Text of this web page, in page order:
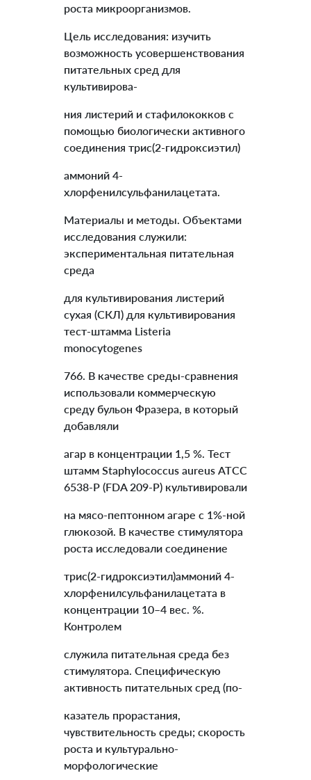
роста микроорганизмов.
Цель исследования: изучить
возможность усовершенствования
питательных сред для
культивирова-
ния листерий и стафилококков с
помощью биологически активного
соединения трис(2-гидроксиэтил)
аммоний 4-
хлорфенилсульфанилацетата.
Материалы и методы. Объектами
исследования служили:
экспериментальная питательная
среда
для культивирования листерий
сухая (СКЛ) для культивирования
тест-штамма Listeria
monocytogenes
766. В качестве среды-сравнения
использовали коммерческую
среду бульон Фразера, в который
добавляли
агар в концентрации 1,5 %. Тест
штамм Staphylococcus aureus АТСС
6538-Р (FDA 209-P) культивировали
на мясо-пептонном агаре с 1%-ной
глюкозой. В качестве стимулятора
роста исследовали соединение
трис(2-гидроксиэтил)аммоний 4-
хлорфенилсульфанилацетата в
концентрации 10–4 вес. %.
Контролем
служила питательная среда без
стимулятора. Специфическую
активность питательных сред (по-
казатель прорастания,
чувствительность среды; скорость
роста и культурально-
морфологические